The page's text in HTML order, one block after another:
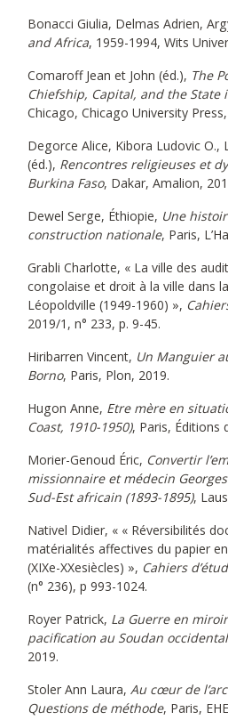
Bonacci Giulia, Delmas Adrien,
and Africa, 1959-1994, Wits
Comaroff Jean et John (éd.), The
Chiefship, Capital, and the State
Chicago, Chicago University
Degorce Alice, Kibora Ludovic O.,
(éd.), Rencontres religieuses et
Burkina Faso, Dakar, Amalion,
Dewel Serge, Éthiopie, Une
construction nationale, Paris,
Grabli Charlotte, « La ville des
congolaise et droit à la ville dans
Léopoldville (1949-1960) »,
2019/1, n° 233, p. 9-45.
Hiribarren Vincent, Un Manguier
Borno, Paris, Plon, 2019.
Hugon Anne, Etre mère en
Coast, 1910-1950), Paris, Éditions
Morier-Genoud Éric, Convertir
missionnaire et médecin
Sud-Est africain (1893-1895),
Nativel Didier, « « Réversibilités
matérialités affectives du papier
(XIXe-XXesiècles) », Cahiers
(n° 236), p 993-1024.
Royer Patrick, La Guerre en
pacification au Soudan occidental
2019.
Stoler Ann Laura, Au cœur de
Questions de méthode, Paris,